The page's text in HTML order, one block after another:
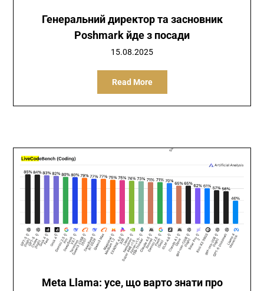
Генеральний директор та засновник
Poshmark йде з посади
15.08.2025
Read More
Meta Llama: усе, що варто знати про